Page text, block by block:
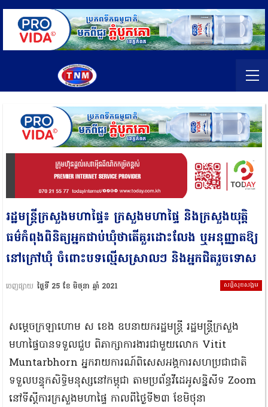
រដ្ឋមន្រ្ដីក្រសួងមហាផ្ទៃ៖ ក្រសួងមហាផ្ទៃ និងក្រសួងយុត្តិ
ធម៌កំពុងពិនិត្យអ្នកជាប់ឃុំថាតើគួរដោះលែង ឬអនុញ្ញាតឱ្យ
នៅក្រៅឃុំ ចំពោះបទល្មើសស្រាលៗ និងអ្នកជិតរួចទោស
សន្តិសុខសង្គម
ចេញផ្សាយ ថ្ងៃទី 25 ខែ មិថុនា ឆ្នាំ 2021
សម្ដេចក្រឡាហោម ស ខេង ឧបនាយករដ្ឋមន្ត្រី រដ្ឋមន្ត្រីក្រសួង
មហាផ្ទៃបានទទួលជួប ពិភាក្សាការងារជាមួយលោក Vitit
Muntarbhorn អ្នករាយការណ៍ពិសេសអង្គការសហប្រជាជាតិ
ទទួលបន្ទុកសិទ្ធិមនុស្សនៅកម្ពុជា តាមប្រព័ន្ធវីដេអូសន្និសីទ Zoom
នៅទីស្ដីការក្រសួងមហាផ្ទៃ កាលពីថ្ងៃទី២៣ ខែមិថុនា